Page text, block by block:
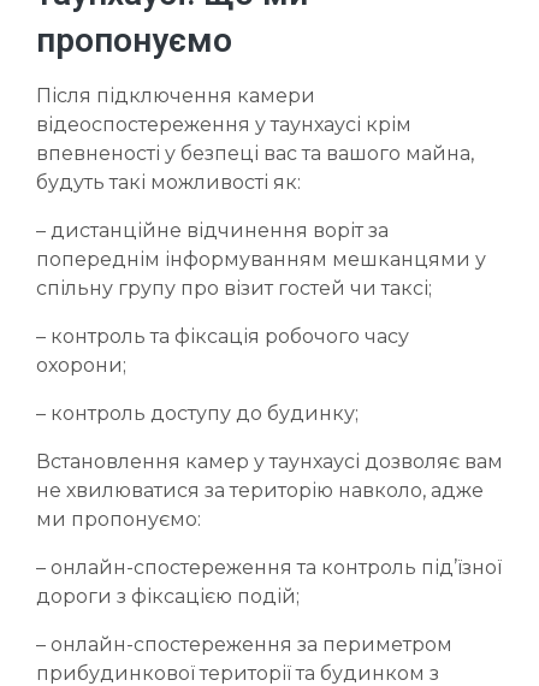
пропонуємо
Після підключення камери
відеоспостереження у таунхаусі крім
впевненості у безпеці вас та вашого майна,
будуть такі можливості як:
– дистанційне відчинення воріт за
попереднім інформуванням мешканцями у
спільну групу про візит гостей чи таксі;
– контроль та фіксація робочого часу
охорони;
– контроль доступу до будинку;
Встановлення камер у таунхаусі дозволяє вам
не хвилюватися за територію навколо, адже
ми пропонуємо:
– онлайн-спостереження та контроль під’їзної
дороги з фіксацією подій;
– онлайн-спостереження за периметром
прибудинкової території та будинком з